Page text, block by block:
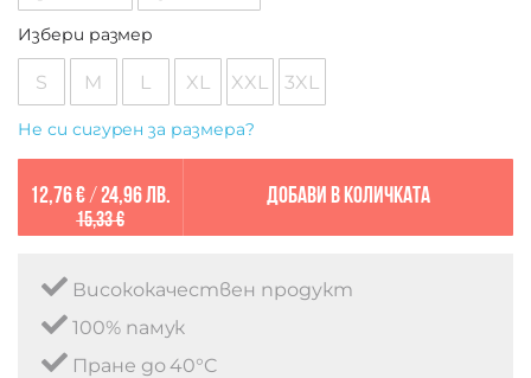
Избери размер
S M L XL XXL 3XL
Не си сигурен за размера?
12,76 €/ 24,96 лв.
15,33 €
Добави в количката
Висококачествен продукт
100% памук
Пране до 40°C